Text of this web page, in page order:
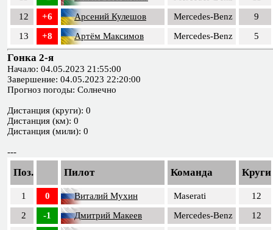
12
+6 Арсений Кулешов Mercedes-Benz
9
13
+8 Артём Максимов Mercedes-Benz 5
Гонка 2-я
Начало: 04.05.2023 21:55:00
Завершение: 04.05.2023 22:20:00
Прогноз погоды: Солнечно
Дистанция (круги): 0
Дистанция (км): 0
Дистанция (мили): 0
---
Поз. Пилот Команда Круги
1 0 Виталий Мухин Maserati
12
2
-1 Дмитрий Макеев Mercedes-Benz
12